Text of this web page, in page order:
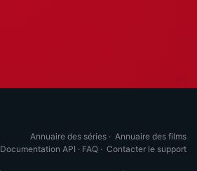
Annuaire des séries · Annuaire des films
Documentation API · FAQ · Contacter le support